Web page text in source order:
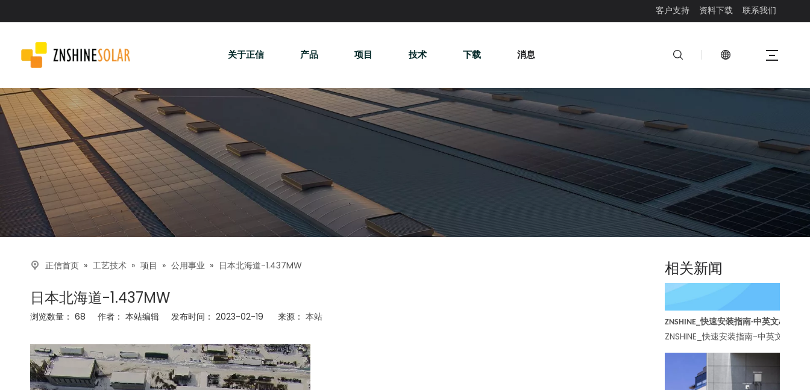
客户支持 资料下载 联系我们
关于正信 产品 项目 技术 下载 消息
描述
正信首页 » 工艺技术 » 项目 » 公用事业 » 日本北海道-1.437MW
日本北海道-1.437MW
浏览数量： 68 作者： 本站编辑 发布时间： 2023-02-19 来源： 本站
相关新闻
双玻光伏组件具有明显的发电优势。
ZNSHINE_快速安装指南-中英文